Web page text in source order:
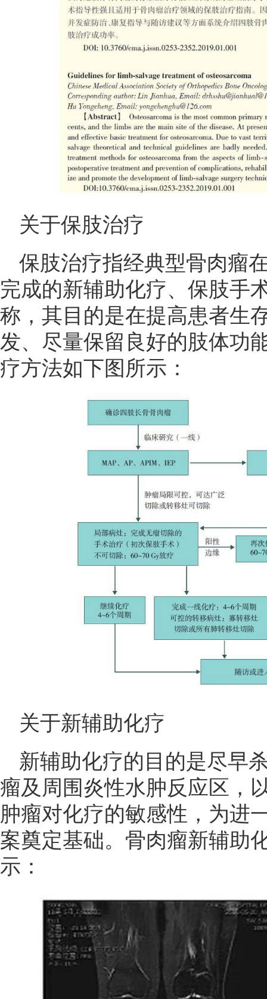
关于保肢治疗
保肢治疗指经典型骨肉瘤
完成的新辅助化疗、保肢手
称，其目的是在提高患者生
发、尽量保留良好的肢体功
疗方法如下图所示：
关于新辅助化疗
新辅助化疗的目的是尽早
瘤及周围炎性水肿反应区，
肿瘤对化疗的敏感性，为进
案奠定基础。骨肉瘤新辅助
示：